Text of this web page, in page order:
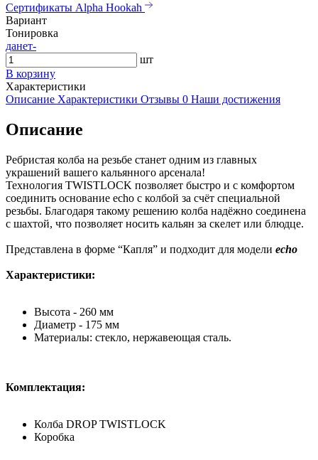
Сертификаты Alpha Hookah
Вариант
Тонировка
данет-
шт
В корзину
Характеристики
Описание Характеристики Отзывы 0 Наши достижения
Описание
Ребристая колба на резьбе станет одним из главных
украшений вашего кальянного арсенала!
Технология TWISTLOCK позволяет быстро и с комфортом
соединить основание echo с колбой за счёт специальной
резьбы. Благодаря такому решению колба надёжно соединена
с шахтой, что позволяет носить кальян за скелет или блюдце.
Представлена в форме “Капля” и подходит для модели echo
Характеристики:
Высота - 260 мм
Диаметр - 175 мм
Материалы: стекло, нержавеющая сталь.
Комплектация:
Колба DROP TWISTLOCK
Коробка